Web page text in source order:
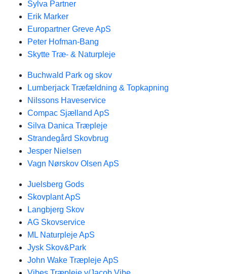
Sylva Partner
Erik Marker
Europartner Greve ApS
Peter Hofman-Bang
Skytte Træ- & Naturpleje
Buchwald Park og skov
Lumberjack Træfældning & Topkapning
Nilssons Haveservice
Compac Sjælland ApS
Silva Danica Træpleje
Strandegård Skovbrug
Jesper Nielsen
Vagn Nørskov Olsen ApS
Juelsberg Gods
Skovplant ApS
Langbjerg Skov
AG Skovservice
ML Naturpleje ApS
Jysk Skov&Park
John Wake Træpleje ApS